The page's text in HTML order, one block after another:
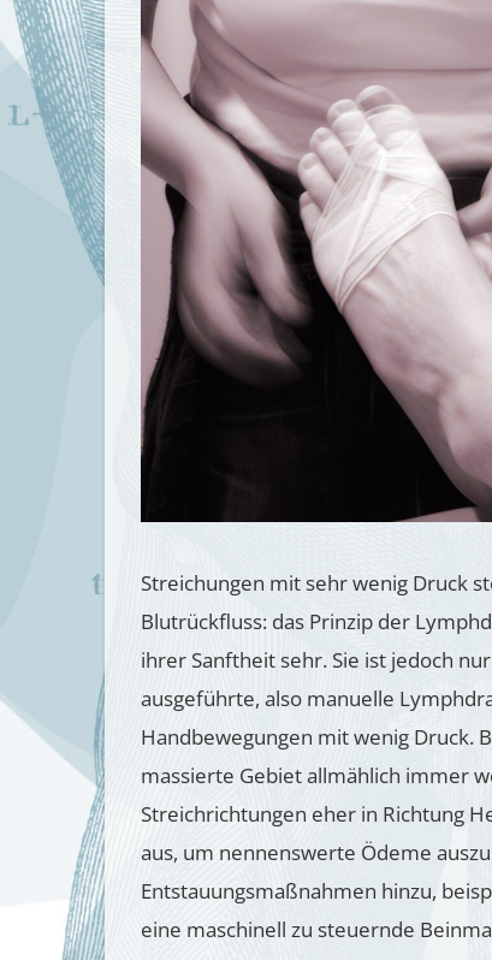
Streichungen mit sehr wenig Druck
Blutrückfluss: das Prinzip der
ihrer Sanftheit sehr. Sie ist jedoch
ausgeführte, also manuelle
Handbewegungen mit wenig Druck.
massierte Gebiet allmählich immer
Streichrichtungen eher in Richtung
aus, um nennenswerte Ödeme
Entstauungsmaßnahmen hinzu,
eine maschinell zu steuernde